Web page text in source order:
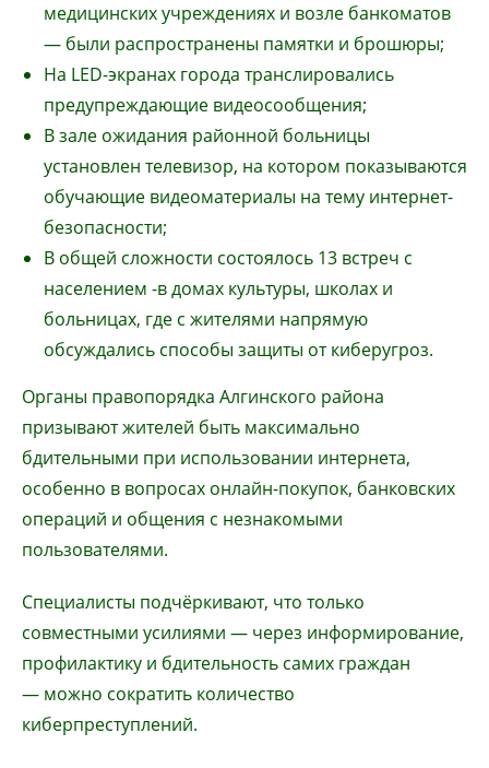
медицинских учреждениях и возле банкоматов
— были распространены памятки и брошюры;
На LED-экранах города транслировались
предупреждающие видеосообщения;
В зале ожидания районной больницы
установлен телевизор, на котором показываются
обучающие видеоматериалы на тему интернет-
безопасности;
В общей сложности состоялось 13 встреч с
населением -в домах культуры, школах и
больницах, где с жителями напрямую
обсуждались способы защиты от киберугроз.
Органы правопорядка Алгинского района
призывают жителей быть максимально
бдительными при использовании интернета,
особенно в вопросах онлайн-покупок, банковских
операций и общения с незнакомыми
пользователями.
Специалисты подчёркивают, что только
совместными усилиями — через информирование,
профилактику и бдительность самих граждан
— можно сократить количество
киберпреступлений.